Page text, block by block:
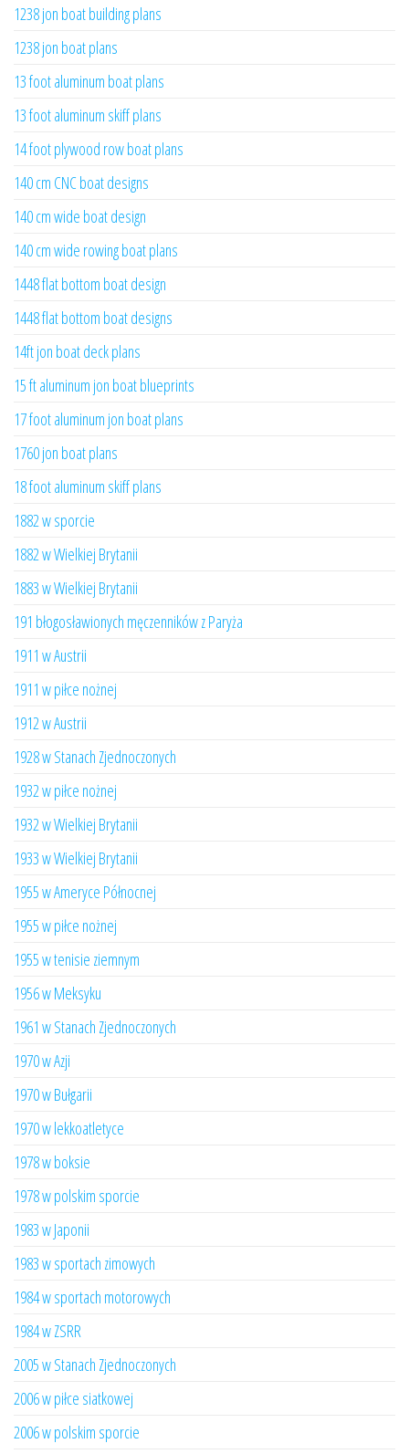
1238 jon boat building plans
1238 jon boat plans
13 foot aluminum boat plans
13 foot aluminum skiff plans
14 foot plywood row boat plans
140 cm CNC boat designs
140 cm wide boat design
140 cm wide rowing boat plans
1448 flat bottom boat design
1448 flat bottom boat designs
14ft jon boat deck plans
15 ft aluminum jon boat blueprints
17 foot aluminum jon boat plans
1760 jon boat plans
18 foot aluminum skiff plans
1882 w sporcie
1882 w Wielkiej Brytanii
1883 w Wielkiej Brytanii
191 błogosławionych męczenników z Paryża
1911 w Austrii
1911 w piłce nożnej
1912 w Austrii
1928 w Stanach Zjednoczonych
1932 w piłce nożnej
1932 w Wielkiej Brytanii
1933 w Wielkiej Brytanii
1955 w Ameryce Północnej
1955 w piłce nożnej
1955 w tenisie ziemnym
1956 w Meksyku
1961 w Stanach Zjednoczonych
1970 w Azji
1970 w Bułgarii
1970 w lekkoatletyce
1978 w boksie
1978 w polskim sporcie
1983 w Japonii
1983 w sportach zimowych
1984 w sportach motorowych
1984 w ZSRR
2005 w Stanach Zjednoczonych
2006 w piłce siatkowej
2006 w polskim sporcie